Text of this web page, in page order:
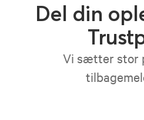
Del din
Vi sætter stor